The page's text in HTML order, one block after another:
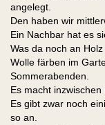
angelegt.
Den haben wir
Ein Nachbar hat es
Was da noch an
Wolle färben im
Sommerabenden.
Es macht
Es gibt zwar noch
so an.